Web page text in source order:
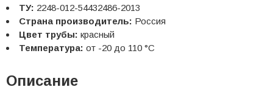
ТУ: 2248-012-54432486-2013
Страна производитель: Россия
Цвет трубы: красный
Температура: от -20 до 110 °С
Описание